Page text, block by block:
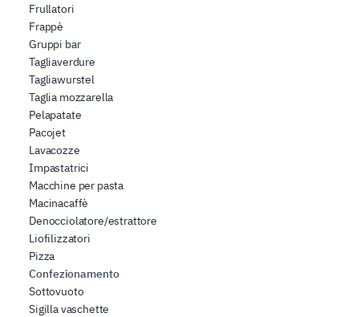
Frullatori
Frappè
Gruppi bar
Tagliaverdure
Tagliawurstel
Taglia mozzarella
Pelapatate
Pacojet
Lavacozze
Impastatrici
Macchine per pasta
Macinacaffè
Denocciolatore/estrattore
Liofilizzatori
Pizza
Confezionamento
Sottovuoto
Sigilla vaschette